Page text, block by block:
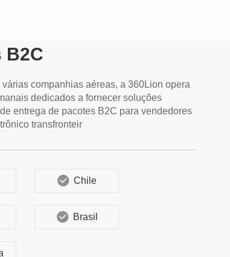
B2C
companhias aéreas, a 360Lion opera
dedicados a fornecer soluções
entrega de pacotes B2C para vendedores
transfronteir
Chile
Brasil